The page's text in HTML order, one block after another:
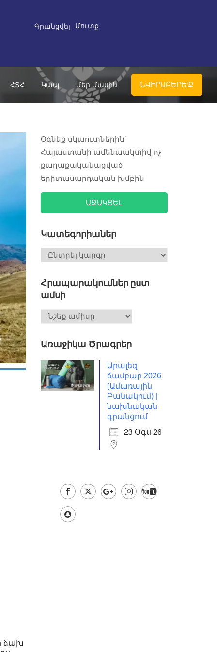
Գրանցվել Մուտք
ՀՏՀ Կապ Մեր Մասին ՆՎԻՐԱԲԵՐԵ'Ք
ձախ
Օգնեք սկաուտներին՝
Հայաստանի ամենաակտիվ ոչ
քաղաքականացված
երիտասարդական խմբին
ԱՋԱԿՑԵԼ
Կատեգորիաներ
Հրապարակումներ ըստ
ամսի
Առաջիկա Ծրագրեր
Արալեզ
ճամբար 2026
(Ամառային
Բանակում) |
նախնական
գրանցում
23 Օգս 26